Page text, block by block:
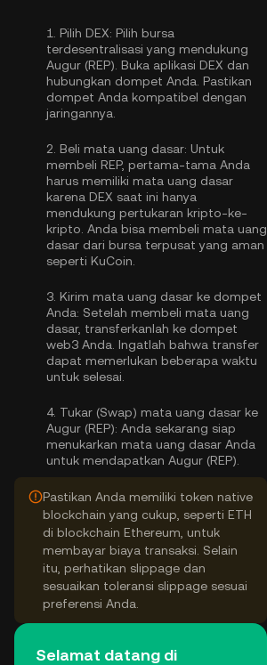
1. Pilih DEX: Pilih bursa
terdesentralisasi yang mendukung
Augur (REP). Buka aplikasi DEX dan
hubungkan dompet Anda. Pastikan
dompet Anda kompatibel dengan
jaringannya.
2. Beli mata uang dasar: Untuk
membeli REP, pertama-tama Anda
harus memiliki mata uang dasar
karena DEX saat ini hanya
mendukung pertukaran kripto-ke-
kripto. Anda bisa membeli mata uang
dasar dari bursa terpusat yang aman
seperti KuCoin.
3. Kirim mata uang dasar ke dompet
Anda: Setelah membeli mata uang
dasar, transferkanlah ke dompet
web3 Anda. Ingatlah bahwa transfer
dapat memerlukan beberapa waktu
untuk selesai.
4. Tukar (Swap) mata uang dasar ke
Augur (REP): Anda sekarang siap
menukarkan mata uang dasar Anda
untuk mendapatkan Augur (REP).
Pastikan Anda memiliki token native
blockchain yang cukup, seperti ETH
di blockchain Ethereum, untuk
membayar biaya transaksi. Selain
itu, perhatikan slippage dan
sesuaikan toleransi slippage sesuai
preferensi Anda.
Selamat datang di